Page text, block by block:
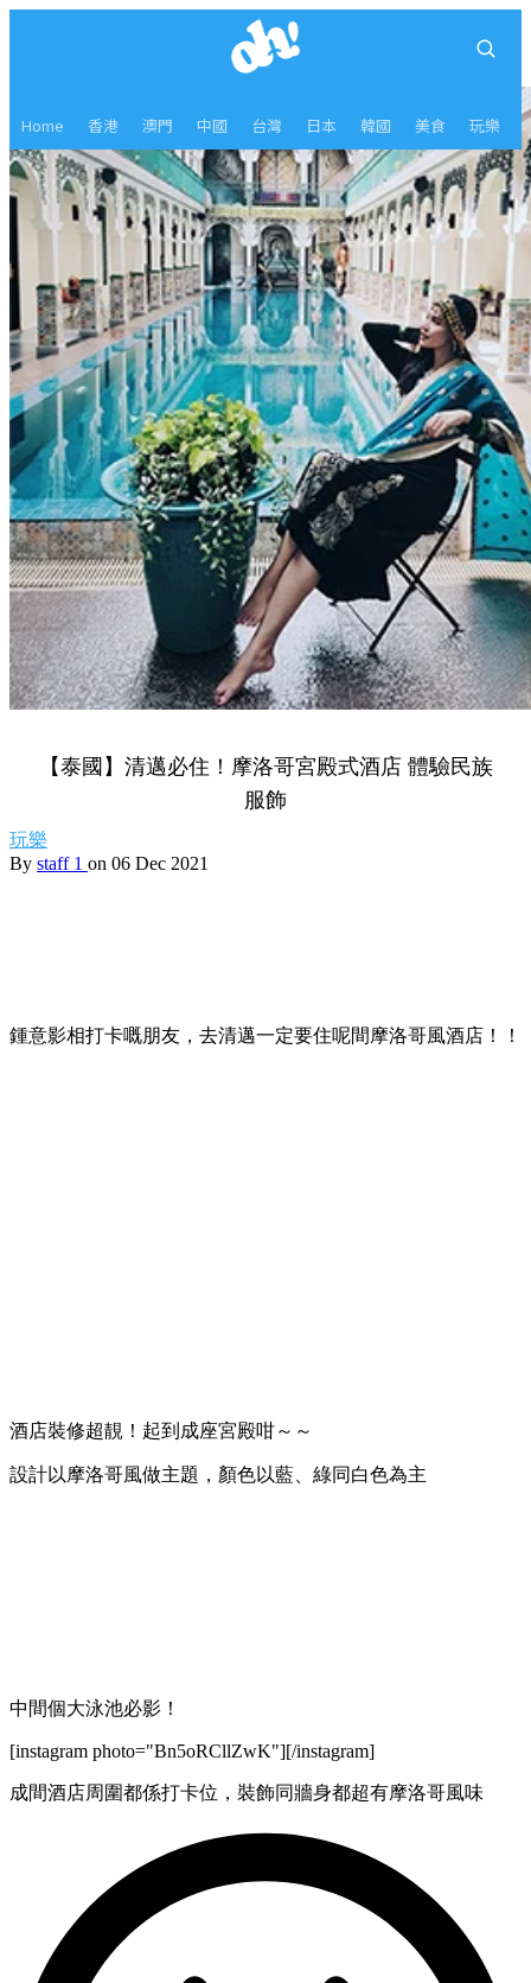
Home 香港 澳門 中國 台灣 日本 韓國 美食 玩樂
【泰國】清邁必住！摩洛哥宮殿式酒店 體驗民族
服飾
玩樂
By staff 1 on 06 Dec 2021
鍾意影相打卡嘅朋友，去清邁一定要住呢間摩洛哥風酒店！！
酒店裝修超靚！起到成座宮殿咁～～
設計以摩洛哥風做主題，顏色以藍、綠同白色為主
中間個大泳池必影！
[instagram photo="Bn5oRCllZwK"][/instagram]
成間酒店周圍都係打卡位，裝飾同牆身都超有摩洛哥風味